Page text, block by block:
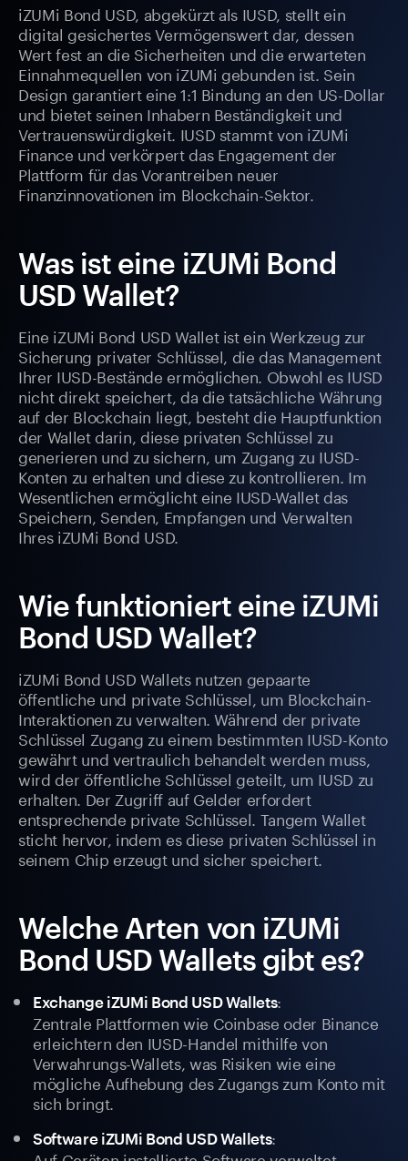
iZUMi Bond USD, abgekürzt als IUSD, stellt ein
digital gesichertes Vermögenswert dar, dessen
Wert fest an die Sicherheiten und die erwarteten
Einnahmequellen von iZUMi gebunden ist. Sein
Design garantiert eine 1:1 Bindung an den US-Dollar
und bietet seinen Inhabern Beständigkeit und
Vertrauenswürdigkeit. IUSD stammt von iZUMi
Finance und verkörpert das Engagement der
Plattform für das Vorantreiben neuer
Finanzinnovationen im Blockchain-Sektor.
Was ist eine iZUMi Bond
USD Wallet?
Eine iZUMi Bond USD Wallet ist ein Werkzeug zur
Sicherung privater Schlüssel, die das Management
Ihrer IUSD-Bestände ermöglichen. Obwohl es IUSD
nicht direkt speichert, da die tatsächliche Währung
auf der Blockchain liegt, besteht die Hauptfunktion
der Wallet darin, diese privaten Schlüssel zu
generieren und zu sichern, um Zugang zu IUSD-
Konten zu erhalten und diese zu kontrollieren. Im
Wesentlichen ermöglicht eine IUSD-Wallet das
Speichern, Senden, Empfangen und Verwalten
Ihres iZUMi Bond USD.
Wie funktioniert eine iZUMi
Bond USD Wallet?
iZUMi Bond USD Wallets nutzen gepaarte
öffentliche und private Schlüssel, um Blockchain-
Interaktionen zu verwalten. Während der private
Schlüssel Zugang zu einem bestimmten IUSD-Konto
gewährt und vertraulich behandelt werden muss,
wird der öffentliche Schlüssel geteilt, um IUSD zu
erhalten. Der Zugriff auf Gelder erfordert
entsprechende private Schlüssel. Tangem Wallet
sticht hervor, indem es diese privaten Schlüssel in
seinem Chip erzeugt und sicher speichert.
Welche Arten von iZUMi
Bond USD Wallets gibt es?
Exchange iZUMi Bond USD Wallets:
Zentrale Plattformen wie Coinbase oder Binance
erleichtern den IUSD-Handel mithilfe von
Verwahrungs-Wallets, was Risiken wie eine
mögliche Aufhebung des Zugangs zum Konto mit
sich bringt.
Software iZUMi Bond USD Wallets: